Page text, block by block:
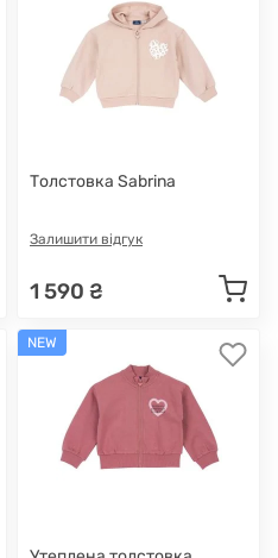
Толстовка Sabrina
Залишити відгук
1 590 ₴
NEW